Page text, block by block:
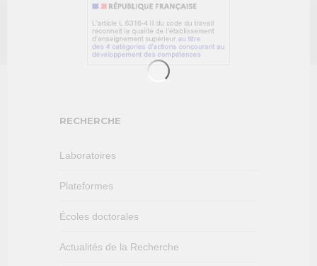
RECHERCHE
Laboratoires
Plateformes
Écoles doctorales
Actualités de la Recherche